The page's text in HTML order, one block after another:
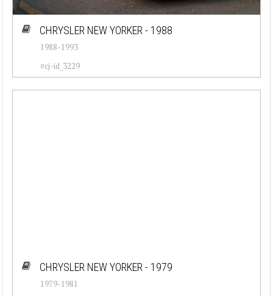
CHRYSLER NEW YORKER - 1988
1988-1993
#cj-id_3229
CHRYSLER NEW YORKER - 1979
1979-1981